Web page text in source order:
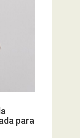
para